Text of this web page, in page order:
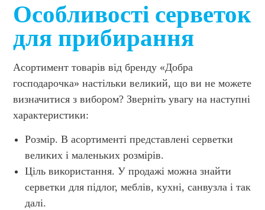
Особливості серветок
для прибирання
Асортимент товарів від бренду «Добра
господарочка» настільки великий, що ви не можете
визначитися з вибором? Зверніть увагу на наступні
характеристики:
Розмір. В асортименті представлені серветки
великих і маленьких розмірів.
Ціль використання. У продажі можна знайти
серветки для підлог, меблів, кухні, санвузла і так
далі.